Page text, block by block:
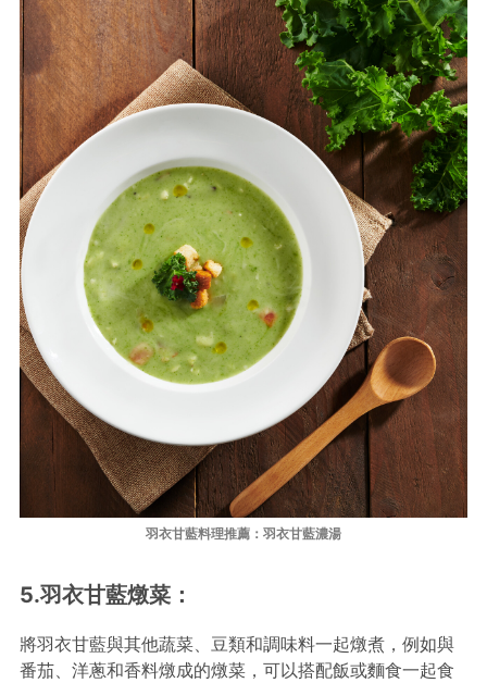
羽衣甘藍料理推薦：羽衣甘藍濃湯
5.羽衣甘藍燉菜：
將羽衣甘藍與其他蔬菜、豆類和調味料一起燉煮，例如與
番茄、洋蔥和香料燉成的燉菜，可以搭配飯或麵食一起食